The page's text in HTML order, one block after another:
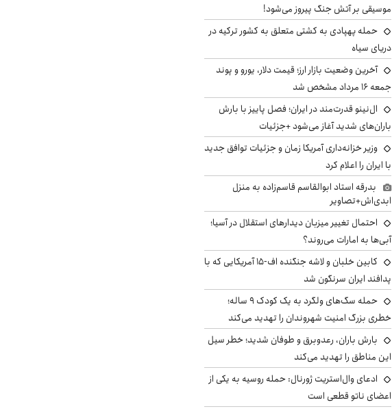
موسیقی بر آتش جنگ پیروز می‌شود!
حمله پهپادی به کشتی متعلق به کشور ترکیه در
دریای سیاه
آخرین وضعیت بازار ارز؛ قیمت دلار، یورو و پوند
جمعه ۱۶ مرداد مشخص شد
ال‌نینو قدرت‌مند در ایران؛ فصل پاییز با بارش
باران‌های شدید آغاز می‌شود +جزئیات
وزیر خزانه‌داری آمریکا زمان و جزئیات توافق جدید
با ایران را اعلام کرد
بدرقه استاد ابوالقاسم قاسم‌زاده به منزل
ابدی‌اش+تصاویر
احتمال تغییر میزبان دیدارهای استقلال در آسیا؛
آبی‌ها به امارات می‌روند؟
کابین خلبان و لاشه جنگنده اف-۱۵ آمریکایی که با
پدافند ایران سرنگون شد
حمله سگ‌های ولگرد به یک کودک ۹ ساله؛
خطری بزرگ امنیت شهروندان را تهدید می‌کند
بارش باران، رعدوبرق و طوفان شدید؛ خطر سیل
این مناطق را تهدید می‌کند
ادعای وال‌استریت ژورنال: حمله روسیه به یکی از
اعضای ناتو قطعی است